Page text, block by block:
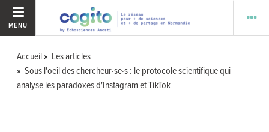
MENU
Accueil
Les articles
Sous l'oeil des chercheur·se·s : le protocole scientifique qui
analyse les paradoxes d'Instagram et TikTok